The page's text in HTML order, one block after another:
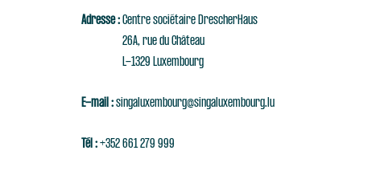
Adresse :Centre sociétaire DrescherHaus
26A, rue du Château
L-1329 Luxembourg
E-mail :singaluxembourg@singaluxembourg.lu
Tél :+352 661 279 999